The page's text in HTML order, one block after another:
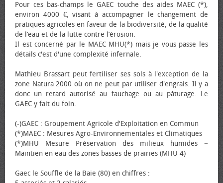
Pour ces bas-champs le GAEC touche des aides MAEC (*),
environ 4000 €, visant à accompagner le changement de
pratiques agricoles en faveur de la biodiversité, de la qualité
de l’eau et de la lutte contre l’érosion.
Il est concerné par le MAEC MHU(*) mais je vous passe les
détails c'est d'une complexité infernale.
Mathieu Brassart peut fertiliser ses sols à l'exception de la
zone Natura 2000 où on ne peut par utiliser d'engrais. Il y a
donc un retard autorisé au fauchage ou au pâturage. Le
GAEC y fait du foin.
(-)GAEC : Groupement Agricole d'Exploitation en Commun
(*)MAEC : Mesures Agro-Environnementales et Climatiques
(*)MHU Mesure Préservation des milieux humides −
Maintien en eau des zones basses de prairies (MHU 4)
Gaec le Souffle de la Baie (80) en chiffres :